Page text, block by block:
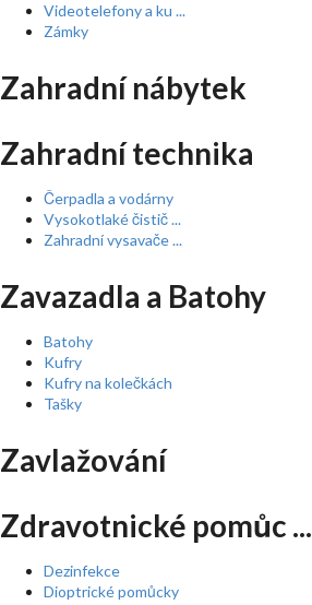
Videotelefony a ku ...
Zámky
Zahradní nábytek
Zahradní technika
Čerpadla a vodárny
Vysokotlaké čistič ...
Zahradní vysavače ...
Zavazadla a Batohy
Batohy
Kufry
Kufry na kolečkách
Tašky
Zavlažování
Zdravotnické pomůc ...
Dezinfekce
Dioptrické pomůcky